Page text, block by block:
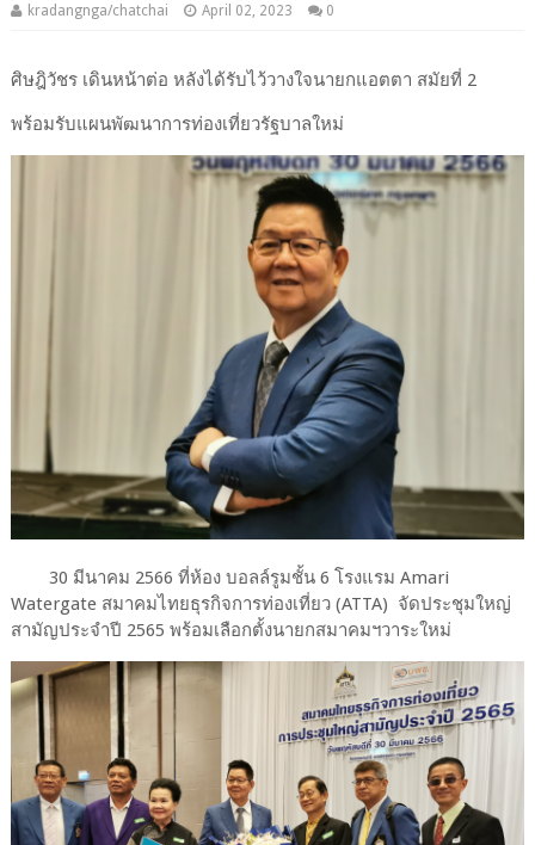
kradangnga/chatchai April 02, 2023 0
ศิษฎิวัชร เดินหน้าต่อ หลังได้รับไว้วางใจนายกแอตตา สมัยที่ 2
พร้อมรับแผนพัฒนาการท่องเที่ยวรัฐบาลใหม่
30 มีนาคม 2566 ที่ห้อง บอลล์รูมชั้น 6 โรงแรม Amari
Watergate สมาคมไทยธุรกิจการท่องเที่ยว (ATTA) จัดประชุมใหญ่
สามัญประจำปี 2565 พร้อมเลือกตั้งนายกสมาคมฯวาระใหม่